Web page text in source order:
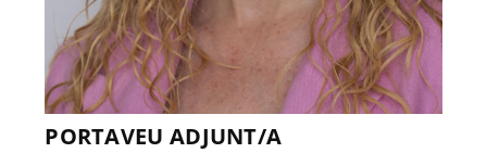
PORTAVEU ADJUNT/A